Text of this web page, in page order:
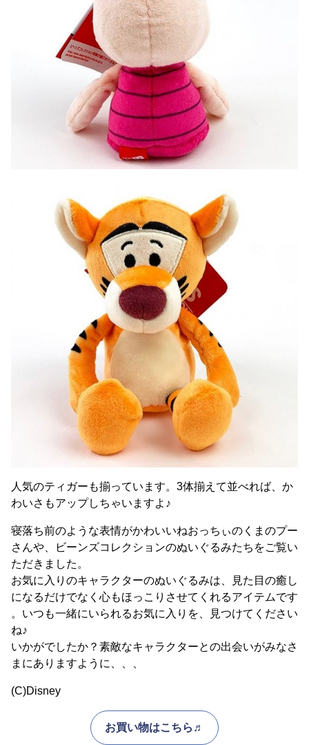
人気のティガーも揃っています。3体揃えて並べれば、か
わいさもアップしちゃいますよ♪
寝落ち前のような表情がかわいいねおっちぃのくまのプー
さんや、ビーンズコレクションのぬいぐるみたちをご覧い
ただきました。
お気に入りのキャラクターのぬいぐるみは、見た目の癒し
になるだけでなく心もほっこりさせてくれるアイテムです
。いつも一緒にいられるお気に入りを、見つけてください
ね♪
いかがでしたか？素敵なキャラクターとの出会いがみなさ
まにありますように、、、
(C)Disney
お買い物はこちら♬